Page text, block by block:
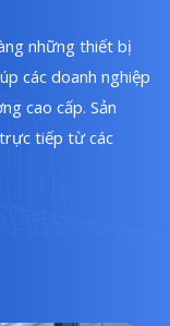
những thiết bị
các doanh nghiệp
cao cấp. Sản
tiếp từ các